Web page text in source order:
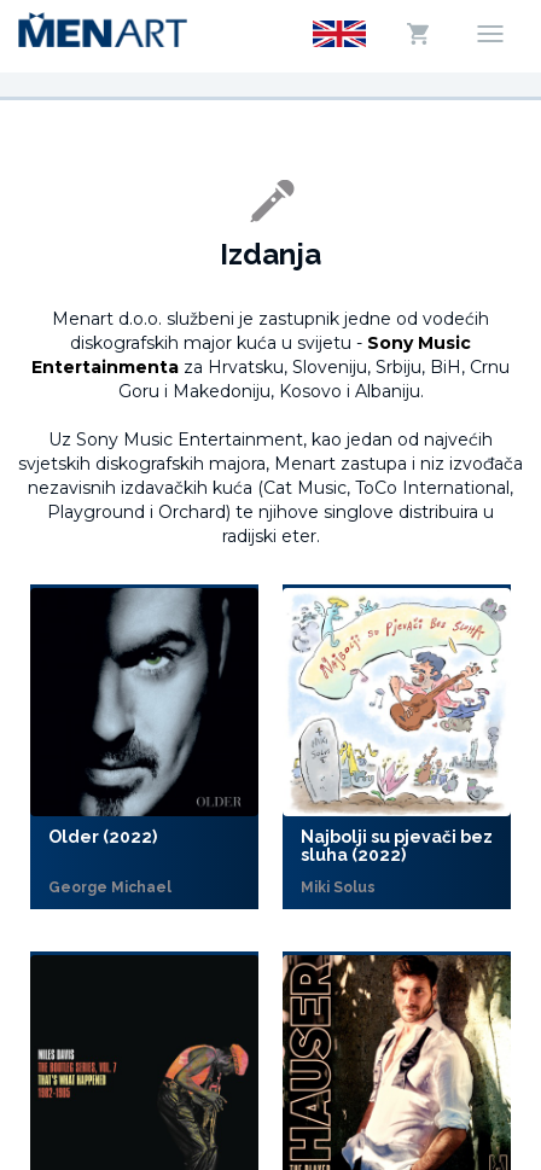
Izdanja
Menart d.o.o. službeni je zastupnik jedne od vodećih
diskografskih major kuća u svijetu - Sony Music
Entertainmenta za Hrvatsku, Sloveniju, Srbiju, BiH, Crnu
Goru i Makedoniju, Kosovo i Albaniju.
Uz Sony Music Entertainment, kao jedan od najvećih
svjetskih diskografskih majora, Menart zastupa i niz izvođača
nezavisnih izdavačkih kuća (Cat Music, ToCo International,
Playground i Orchard) te njihove singlove distribuira u
radijski eter.
Older (2022)
George Michael
Najbolji su pjevači bez
sluha (2022)
Miki Solus